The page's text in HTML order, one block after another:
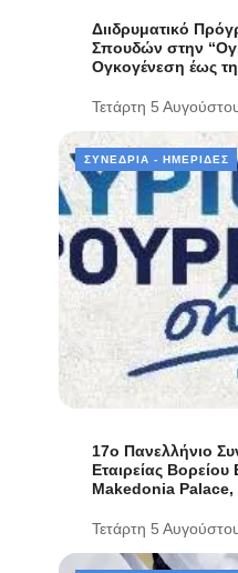
Διιδρυματικό
Σπουδών στην
Ογκογένεση έως
Τετάρτη 5
ΣΥΝΈΔΡΙΑ - ΗΜΕΡΊΔΕΣ
17ο Πανελλήνιο
Εταιρείας
Makedonia
Τετάρτη 5